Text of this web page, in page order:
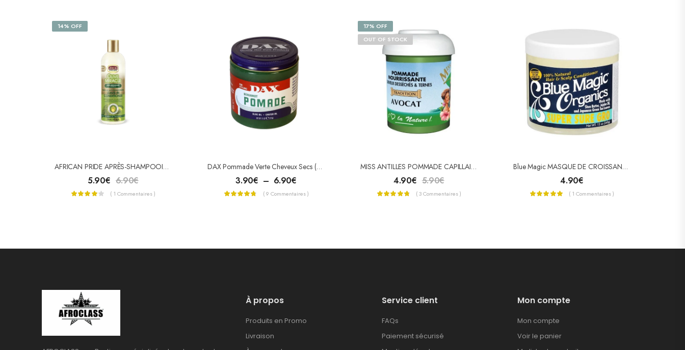
14% OFF
AFRICAN PRIDE APRÈS-SHAMPOOING OLIVE MIRACLE 355ml
5.90€ 6.90€
( 1 Commentaires )
DAX Pommade Verte Cheveux Secs (Vegetable Oils)
3.90€ – 6.90€
( 9 Commentaires )
17% OFF
OUT OF STOCK
MISS ANTILLES POMMADE CAPILLAIRE À L’AVOCAT 125ML
4.90€ 5.90€
( 3 Commentaires )
Blue Magic MASQUE DE CROISSANCE SUPER SURE GRO
4.90€
( 1 Commentaires )
À propos
Produits en Promo
Livraison
Service client
FAQs
Paiement sécurisé
Mon compte
Mon compte
Voir le panier